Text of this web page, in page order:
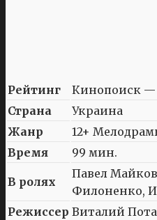
Рейтинг Кинопоиск —
Страна
Украина
Жанр
12+
Время
99 мин.
В ролях
Павел
Филоненко,
Режиссер Виталий